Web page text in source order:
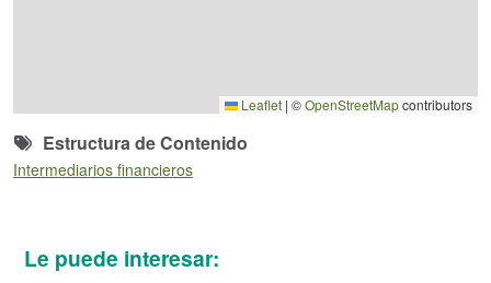
Leaflet | ©OpenStreetMapcontributors
Estructura de Contenido
Intermediarios financieros
Le puede interesar: